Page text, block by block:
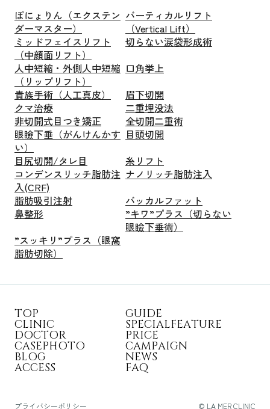
ぽにょりん（エクステン
ダーマスター）
バーティカルリフト
（Vertical Lift）
ミッドフェイスリフト
（中顔面リフト）
切らない涙袋形成術
人中短縮・外側人中短縮
（リップリフト）
口角挙上
貴族手術（人工真皮）
眉下切開
クマ治療
二重埋没法
非切開式目つき矯正
全切開二重術
眼瞼下垂（がんけんかす
い）
目頭切開
目尻切開/タレ目
糸リフト
コンデンスリッチ脂肪注
入(CRF)
ナノリッチ脂肪注入
脂肪吸引注射
バッカルファット
鼻整形
”キワ”プラス（切らない
眼瞼下垂術）
”スッキリ”プラス（眼窩
脂肪切除）
TOP GUIDE
CLINIC SPECIALFEATURE
DOCTOR PRICE
CASEPHOTO CAMPAIGN
BLOG NEWS
ACCESS FAQ
プライバシーポリシー © LA MER CLINIC